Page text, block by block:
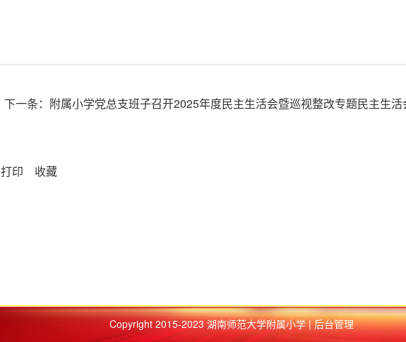
下一条： 附属小学党总支班子召开2025年度民主生活会暨巡视整改专题民主生活
打印 收藏
Copyright 2015-2023 湖南师范大学附属小学 | 后台管理